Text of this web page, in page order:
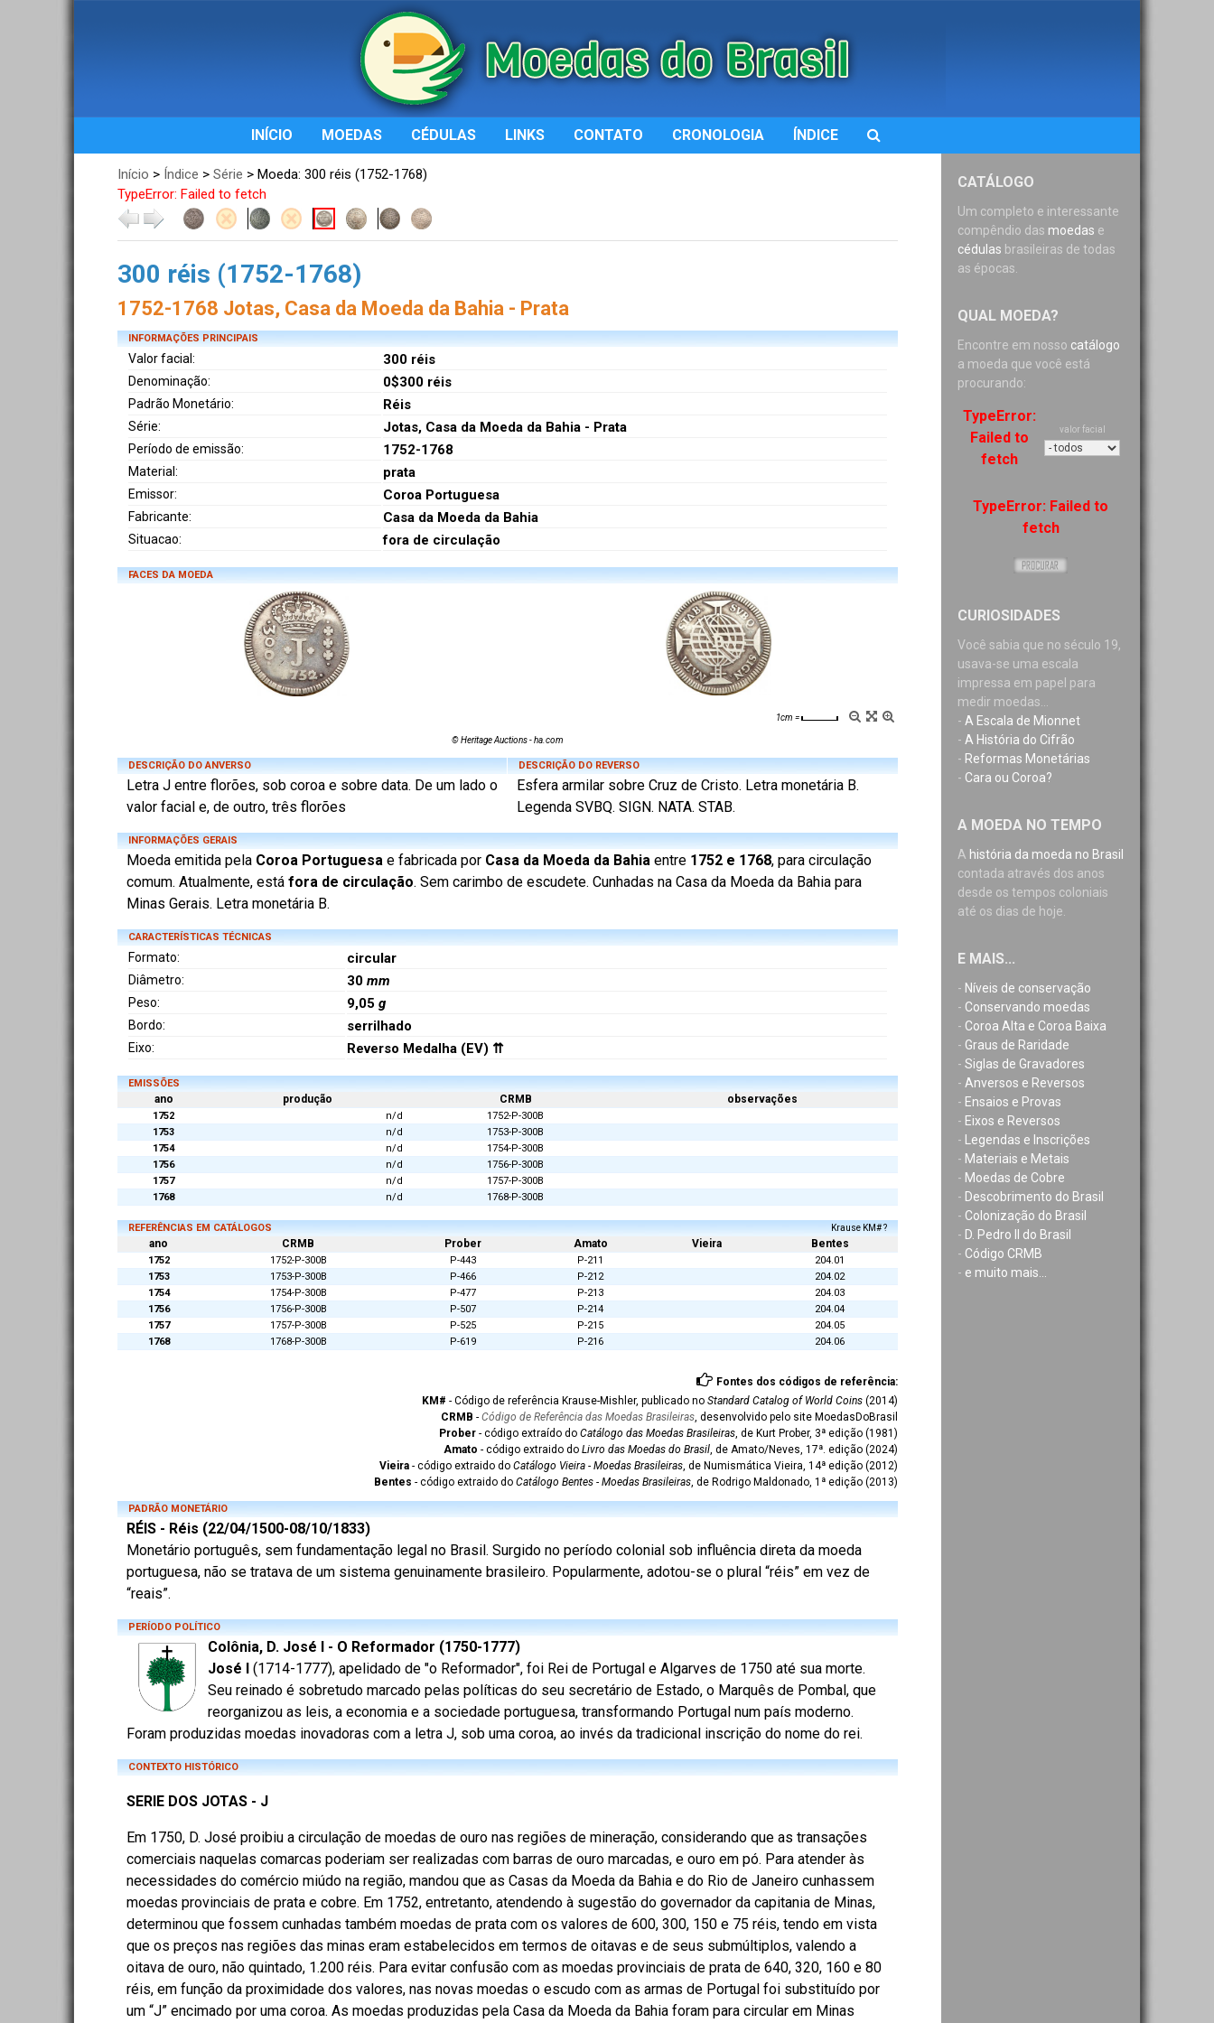
INÍCIO MOEDAS CÉDULAS LINKS CONTATO CRONOLOGIA ÍNDICE
CATÁLOGO
Um completo e interessante
compêndio das moedas e
cédulas brasileiras de todas
as épocas.
QUAL MOEDA?
Encontre em nosso catálogo
a moeda que você está
procurando:
TypeError:
Failed to
fetch
valor facial
TypeError: Failed to
fetch
CURIOSIDADES
Você sabia que no século 19,
usava-se uma escala
impressa em papel para
medir moedas...
- A Escala de Mionnet
- A História do Cifrão
- Reformas Monetárias
- Cara ou Coroa?
A MOEDA NO TEMPO
A história da moeda no Brasil
contada através dos anos
desde os tempos coloniais
até os dias de hoje.
E MAIS...
- Níveis de conservação
- Conservando moedas
- Coroa Alta e Coroa Baixa
- Graus de Raridade
- Siglas de Gravadores
- Anversos e Reversos
- Ensaios e Provas
- Eixos e Reversos
-
Legendas e Inscrições
- Materiais e Metais
- Moedas de Cobre
- Descobrimento do Brasil
- Colonização do Brasil
- D. Pedro II do Brasil
- Código CRMB
- e muito mais...
Início > Índice > Série > Moeda: 300 réis (1752-1768)
TypeError: Failed to fetch
300 réis (1752-1768)
1752-1768 Jotas, Casa da Moeda da Bahia - Prata
INFORMAÇÕES PRINCIPAIS
Valor facial: 300 réis
Denominação: 0$300 réis
Padrão Monetário: Réis
Série: Jotas, Casa da Moeda da Bahia - Prata
Período de emissão: 1752-1768
Material: prata
Emissor: Coroa Portuguesa
Fabricante: Casa da Moeda da Bahia
Situacao: fora de circulação
FACES DA MOEDA
1cm =
© Heritage Auctions - ha.com
DESCRIÇÃO DO ANVERSO
Letra J entre florões, sob coroa e sobre data. De um lado o
valor facial e, de outro, três florões
DESCRIÇÃO DO REVERSO
Esfera armilar sobre Cruz de Cristo. Letra monetária B.
Legenda SVBQ. SIGN. NATA. STAB.
INFORMAÇÕES GERAIS
Moeda emitida pela Coroa Portuguesa e fabricada por Casa da Moeda da Bahia entre 1752 e 1768, para circulação
comum. Atualmente, está fora de circulação. Sem carimbo de escudete. Cunhadas na Casa da Moeda da Bahia para
Minas Gerais. Letra monetária B.
CARACTERÍSTICAS TÉCNICAS
Formato: circular
Diâmetro: 30 mm
Peso: 9,05 g
Bordo: serrilhado
Eixo: Reverso Medalha (EV) ⇈
EMISSÕES
ano produção CRMB observações
1752 n/d
1752-P-300B
1753
n/d
1753-P-300B
1754
n/d
1754-P-300B
1756
n/d
1756-P-300B
1757
n/d
1757-P-300B
1768
n/d 1768-P-300B
REFERÊNCIAS EM CATÁLOGOS Krause KM# ?
ano CRMB Prober Amato Vieira Bentes
1752 1752-P-300B P-443 P-211
204.01
1753
1753-P-300B P-466 P-212
204.02
1754
1754-P-300B P-477 P-213
204.03
1756
1756-P-300B P-507 P-214
204.04
1757
1757-P-300B P-525 P-215
204.05
1768
1768-P-300B P-619 P-216 204.06
Fontes dos códigos de referência:
KM# - Código de referência Krause-Mishler, publicado no Standard Catalog of World Coins (2014)
CRMB - Código de Referência das Moedas Brasileiras, desenvolvido pelo site MoedasDoBrasil
Prober - código extraído do Catálogo das Moedas Brasileiras, de Kurt Prober, 3ª edição (1981)
Amato - código extraido do Livro das Moedas do Brasil, de Amato/Neves, 17ª. edição (2024)
Vieira - código extraido do Catálogo Vieira - Moedas Brasileiras, de Numismática Vieira, 14ª edição (2012)
Bentes - código extraido do Catálogo Bentes - Moedas Brasileiras, de Rodrigo Maldonado, 1ª edição (2013)
PADRÃO MONETÁRIO
RÉIS - Réis (22/04/1500-08/10/1833)
Monetário português, sem fundamentação legal no Brasil. Surgido no período colonial sob influência direta da moeda
portuguesa, não se tratava de um sistema genuinamente brasileiro. Popularmente, adotou-se o plural “réis” em vez de
“reais”.
PERÍODO POLÍTICO
Colônia, D. José I - O Reformador (1750-1777)
José I
(1714-1777), apelidado de "o Reformador", foi Rei de Portugal e Algarves de 1750 até sua morte.
Seu reinado é sobretudo marcado pelas políticas do seu secretário de Estado, o Marquês de Pombal, que
reorganizou as leis, a economia e a sociedade portuguesa, transformando Portugal num país moderno.
Foram produzidas moedas inovadoras com a letra J, sob uma coroa, ao invés da tradicional inscrição do nome do rei.
CONTEXTO HISTÓRICO
SERIE DOS JOTAS - J
Em 1750, D. José proibiu a circulação de moedas de ouro nas regiões de mineração, considerando que as transações
comerciais naquelas comarcas poderiam ser realizadas com barras de ouro marcadas, e ouro em pó. Para atender às
necessidades do comércio miúdo na região, mandou que as Casas da Moeda da Bahia e do Rio de Janeiro cunhassem
moedas provinciais de prata e cobre. Em 1752, entretanto, atendendo à sugestão do governador da capitania de Minas,
determinou que fossem cunhadas também moedas de prata com os valores de 600, 300, 150 e 75 réis, tendo em vista
que os preços nas regiões das minas eram estabelecidos em termos de oitavas e de seus submúltiplos, valendo a
oitava de ouro, não quintado, 1.200 réis. Para evitar confusão com as moedas provinciais de prata de 640, 320, 160 e 80
réis, em função da proximidade dos valores, nas novas moedas o escudo com as armas de Portugal foi substituído por
um “J” encimado por uma coroa. As moedas produzidas pela Casa da Moeda da Bahia foram para circular em Minas